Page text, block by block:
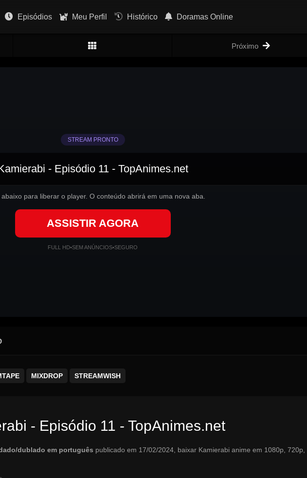
Episódios Meu Perfil Histórico Doramas Online
Próximo
STREAM PRONTO
- Episódio 11 - TopAnimes.net
para liberar o player. O conteúdo abrirá em uma nova aba.
ASSISTIR AGORA
FULL HD•SEM ANÚNCIOS•SEGURO
MIXDROP STREAMWISH
- Episódio 11 - TopAnimes.net
dublado em português publicado em 17/02/2024, baixar Kamierabi anime em 1080p, 720p,